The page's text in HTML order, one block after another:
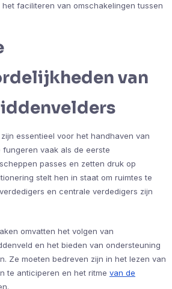
faciliteren van omschakelingen tussen
van
essentieel voor het handhaven van
vaak als de eerste
passes en zetten druk op
stelt hen in staat om ruimtes te
en centrale verdedigers zijn
omvatten het volgen van
en het bieden van ondersteuning
Ze moeten bedreven zijn in het lezen van
te anticiperen en het ritme van de